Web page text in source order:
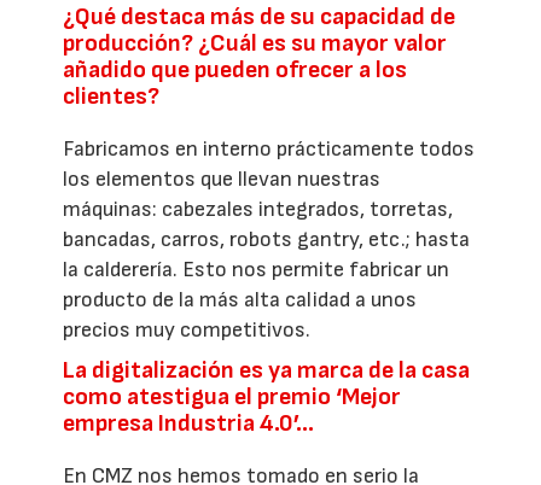
¿Qué destaca más de su capacidad de
producción? ¿Cuál es su mayor valor
añadido que pueden ofrecer a los
clientes?
Fabricamos en interno prácticamente todos
los elementos que llevan nuestras
máquinas: cabezales integrados, torretas,
bancadas, carros, robots gantry, etc.; hasta
la calderería. Esto nos permite fabricar un
producto de la más alta calidad a unos
precios muy competitivos.
La digitalización es ya marca de la casa
como atestigua el premio ‘Mejor
empresa Industria 4.0’…
En CMZ nos hemos tomado en serio la